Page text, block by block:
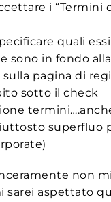
i “Termini
quali
sono in fondo
pagina di
sotto il check
superfluo
non
sarei aspettato